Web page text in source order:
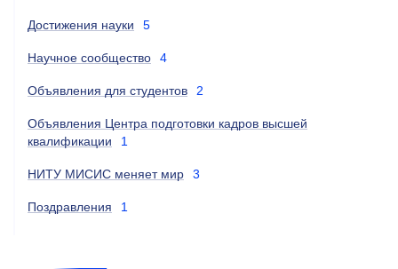
Достижения науки 5
Научное сообщество 4
Объявления для студентов 2
Объявления Центра подготовки кадров высшей
квалификации
1
НИТУ МИСИС меняет мир 3
Поздравления 1